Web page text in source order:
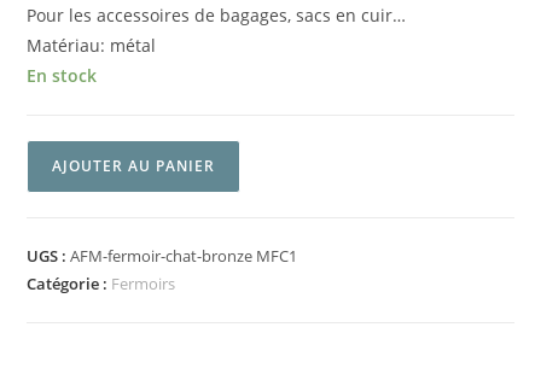
Pour les accessoires de bagages, sacs en cuir…
Matériau: métal
En stock
AJOUTER AU PANIER
UGS :AFM-fermoir-chat-bronze MFC1
Catégorie : Fermoirs